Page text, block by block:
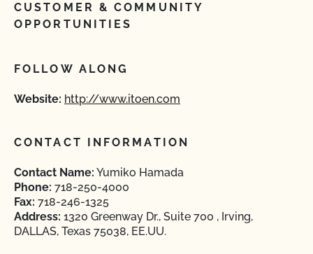
CUSTOMER & COMMUNITY
OPPORTUNITIES
FOLLOW ALONG
Website: http://www.itoen.com
CONTACT INFORMATION
Contact Name: Yumiko Hamada
Phone: 718-250-4000
Fax: 718-246-1325
Address: 1320 Greenway Dr., Suite 700 , Irving,
DALLAS, Texas 75038, EE.UU.